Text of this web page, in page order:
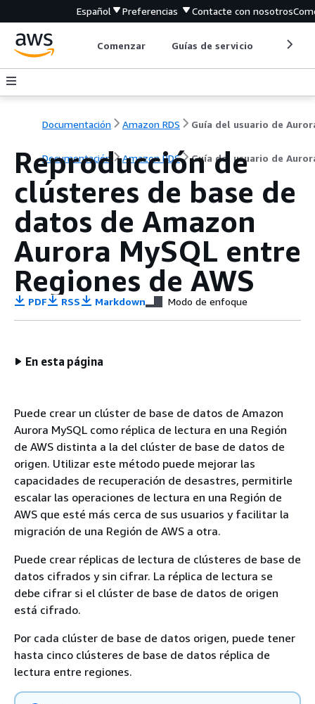
Español Preferencias Contacte con nosotros
Comenzar Guías de servicio
Documentación Amazon RDS Guía del usuario de
Documentación Amazon RDS Guía del usuario de
Reproducción de
clústeres de base de
datos de Amazon
Aurora MySQL entre
Regiones de AWS
PDF RSS Markdown Modo de enfoque
En esta página
Puede crear un clúster de base de datos de Amazon
Aurora MySQL como réplica de lectura en una Región
de AWS distinta a la del clúster de base de datos de
origen. Utilizar este método puede mejorar las
capacidades de recuperación de desastres, permitirle
escalar las operaciones de lectura en una Región de
AWS que esté más cerca de sus usuarios y facilitar la
migración de una Región de AWS a otra.
Puede crear réplicas de lectura de clústeres de base de
datos cifrados y sin cifrar. La réplica de lectura se
debe cifrar si el clúster de base de datos de origen
está cifrado.
Por cada clúster de base de datos origen, puede tener
hasta cinco clústeres de base de datos réplica de
lectura entre regiones.